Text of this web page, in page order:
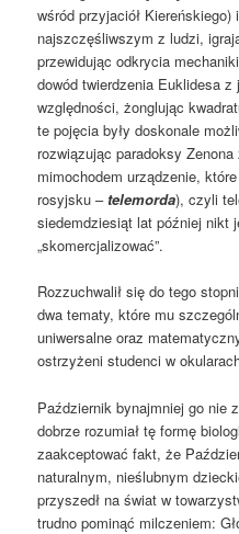
wśród przyjaciół
najszczęśliwszym z ludzi,
przewidując odkrycia
dowód twierdzenia Euklidesa
względności, żonglując
te pojęcia były doskonale
rozwiązując paradoksy
mimochodem urządzenie, które
rosyjsku – telemorda), czyli
siedemdziesiąt lat później nikt
„skomercjalizować”.
Rozzuchwalił się do tego
dwa tematy, które mu
uniwersalne oraz
ostrzyżeni studenci w
Październik bynajmniej go nie
dobrze rozumiał tę formę
zaakceptować fakt, że
naturalnym, nieślubnym
przyszedł na świat w
trudno pominąć milczeniem: